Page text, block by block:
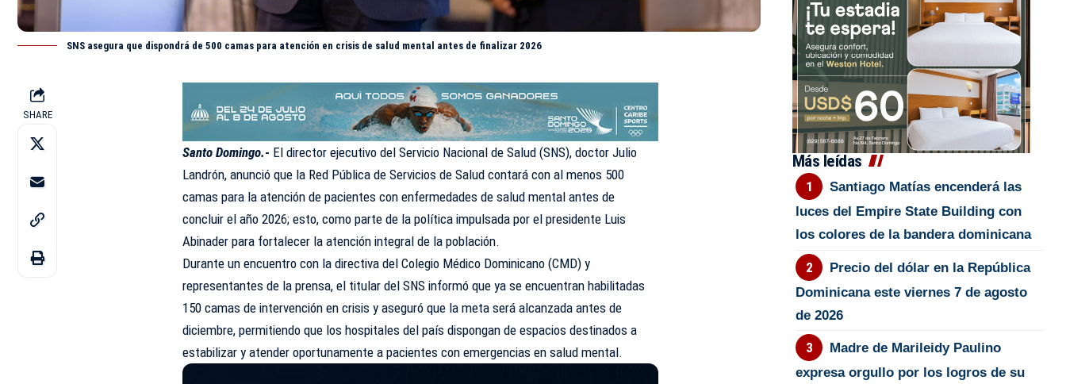
SNS asegura que dispondrá de 500 camas para atención en crisis de salud mental antes de finalizar 2026
SHARE
Santo Domingo.- El director ejecutivo del Servicio Nacional de Salud (SNS), doctor Julio
Landrón, anunció que la Red Pública de Servicios de Salud contará con al menos 500
camas para la atención de pacientes con enfermedades de salud mental antes de
concluir el año 2026; esto, como parte de la política impulsada por el presidente Luis
Abinader para fortalecer la atención integral de la población.
Durante un encuentro con la directiva del Colegio Médico Dominicano (CMD) y
representantes de la prensa, el titular del SNS informó que ya se encuentran habilitadas
150 camas de intervención en crisis y aseguró que la meta será alcanzada antes de
diciembre, permitiendo que los hospitales del país dispongan de espacios destinados a
estabilizar y atender oportunamente a pacientes con emergencias en salud mental.
Más leídas
Santiago Matías encenderá las
luces del Empire State Building con
los colores de la bandera dominicana
Precio del dólar en la República
Dominicana este viernes 7 de agosto
de 2026
Madre de Marileidy Paulino
expresa orgullo por los logros de su